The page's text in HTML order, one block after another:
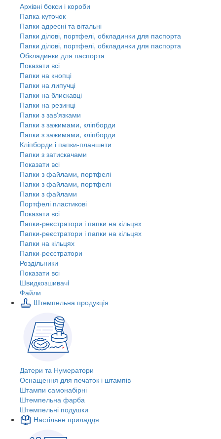
Архівні бокси і короби
Папка-куточок
Папки адресні та вітальні
Папки ділові, портфелі, обкладинки для паспорта
Папки ділові, портфелі, обкладинки для паспорта
Обкладинки для паспорта
Показати всі
Папки на кнопці
Папки на липучці
Папки на блискавці
Папки на резинці
Папки з зав'язками
Папки з зажимами, кліпборди
Папки з зажимами, кліпборди
Кліпборди і папки-планшети
Папки з затискачами
Показати всі
Папки з файлами, портфелі
Папки з файлами, портфелі
Папки з файлами
Портфелі пластикові
Показати всі
Папки-реєстратори і папки на кільцях
Папки-реєстратори і папки на кільцях
Папки на кільцях
Папки-реєстратори
Роздільники
Показати всі
Швидкозшивачi
Файли
Штемпельна продукція
Датери та Нумератори
Оснащення для печаток і штампів
Штампи самонабірні
Штемпельна фарба
Штемпельні подушки
Настільне приладдя